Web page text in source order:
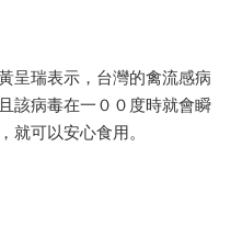
瑞表示，台灣的禽流感病
該病毒在一００度時就會瞬
就可以安心食用。